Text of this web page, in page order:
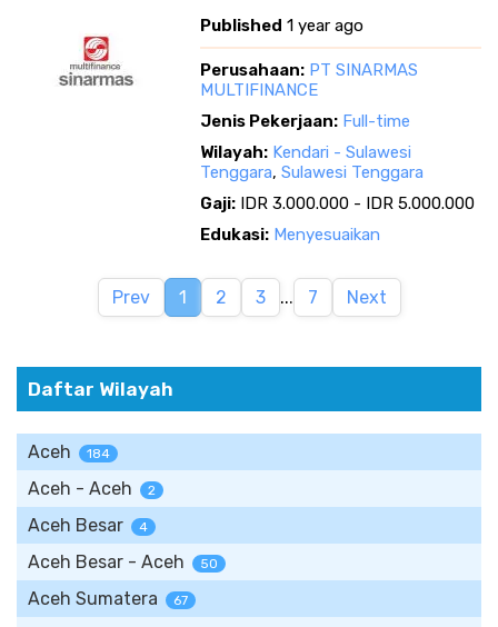
Published 1 year ago
Perusahaan: PT SINARMAS
MULTIFINANCE
Jenis Pekerjaan: Full-time
Wilayah: Kendari - Sulawesi
Tenggara, Sulawesi Tenggara
Gaji: IDR 3.000.000 - IDR 5.000.000
Edukasi: Menyesuaikan
Prev 1 2 3 ... 7 Next
Daftar Wilayah
Aceh 184
Aceh - Aceh 2
Aceh Besar 4
Aceh Besar - Aceh 50
Aceh Sumatera 67